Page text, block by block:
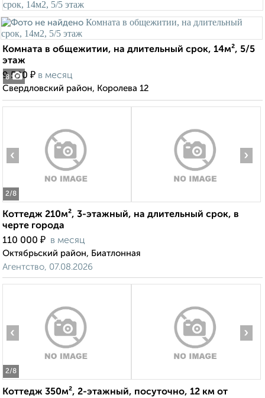
8
Комната в общежитии, на длительный срок, 14м², 5/5
этаж
9 500 ₽ в месяц
Свердловский район, Королева 12
2/8
‹ ›
Коттедж 210м², 3-этажный, на длительный срок, в
черте города
110 000 ₽ в месяц
Октябрьский район, Биатлонная
Агентство, 07.08.2026
2/8
‹ ›
Коттедж 350м², 2-этажный, посуточно, 12 км от